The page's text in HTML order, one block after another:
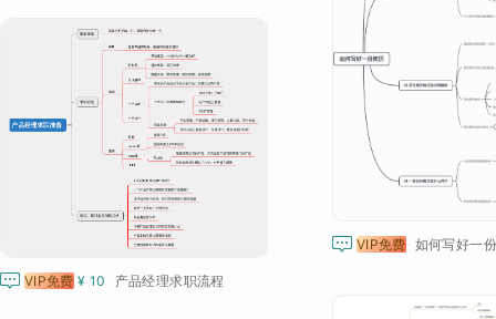
 VIP免费 如何写好一
 VIP免费 ¥ 10 产品经理求职流程